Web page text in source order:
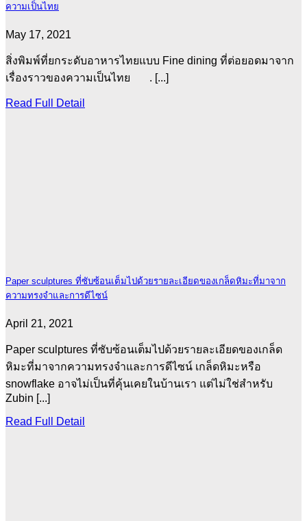
ความเป็นไทย
May 17, 2021
สิ่งพิมพ์ที่ยกระดับอาหารไทยแบบ Fine dining ที่ต่อยอดมาจาก
เรื่องราวของความเป็นไทย . [...]
Read Full Detail
Paper sculptures ที่ซับซ้อนเต็มไปด้วยรายละเอียดของเกล็ดหิมะที่มาจาก
ความทรงจำและการดีไซน์
April 21, 2021
Paper sculptures ที่ซับซ้อนเต็มไปด้วยรายละเอียดของเกล็ด
หิมะที่มาจากความทรงจำและการดีไซน์ เกล็ดหิมะหรือ
snowflake อาจไม่เป็นที่คุ้นเคยในบ้านเรา แต่ไม่ใช่สำหรับ
Zubin [...]
Read Full Detail